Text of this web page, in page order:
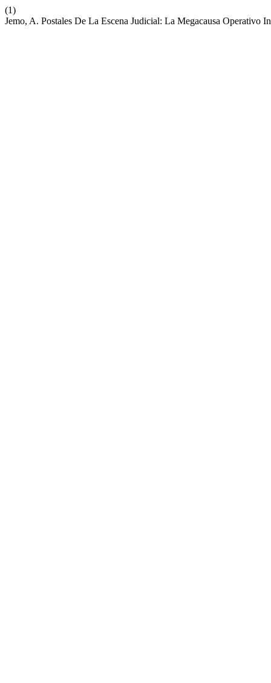
(1)
Jemo, A. Postales De La Escena Judicial: La Megacausa Operativo